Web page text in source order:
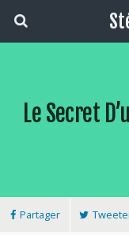
Le Secret
Partager